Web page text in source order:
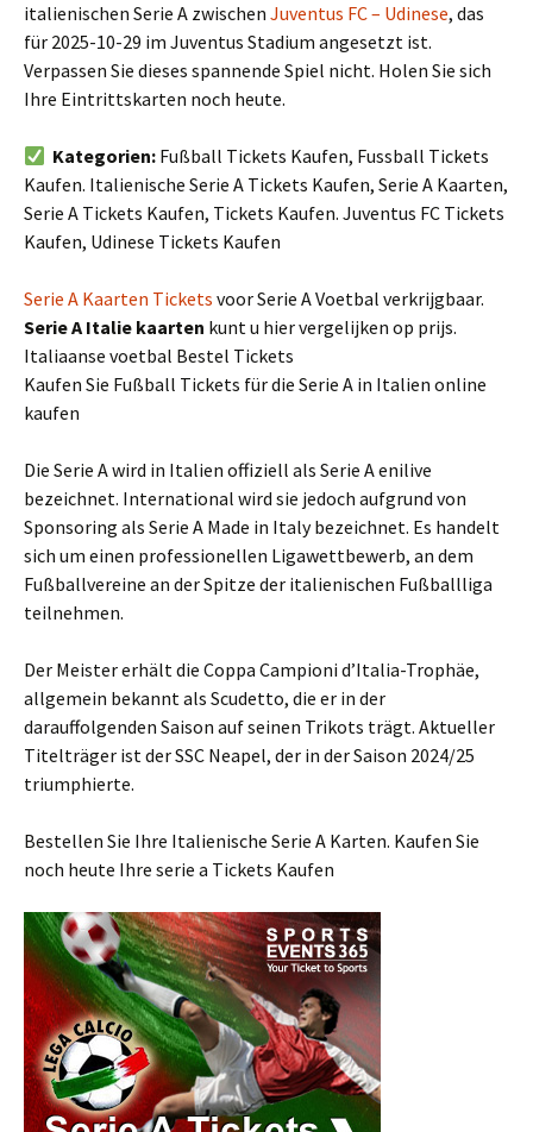
italienischen Serie A zwischen Juventus FC – Udinese, das
für 2025-10-29 im Juventus Stadium angesetzt ist.
Verpassen Sie dieses spannende Spiel nicht. Holen Sie sich
Ihre Eintrittskarten noch heute.
Kategorien: Fußball Tickets Kaufen, Fussball Tickets
Kaufen. Italienische Serie A Tickets Kaufen, Serie A Kaarten,
Serie A Tickets Kaufen, Tickets Kaufen. Juventus FC Tickets
Kaufen, Udinese Tickets Kaufen
Serie A Kaarten Tickets voor Serie A Voetbal verkrijgbaar.
Serie A Italie kaarten kunt u hier vergelijken op prijs.
Italiaanse voetbal Bestel Tickets
Kaufen Sie Fußball Tickets für die Serie A in Italien online
kaufen
Die Serie A wird in Italien offiziell als Serie A enilive
bezeichnet. International wird sie jedoch aufgrund von
Sponsoring als Serie A Made in Italy bezeichnet. Es handelt
sich um einen professionellen Ligawettbewerb, an dem
Fußballvereine an der Spitze der italienischen Fußballliga
teilnehmen.
Der Meister erhält die Coppa Campioni d’Italia-Trophäe,
allgemein bekannt als Scudetto, die er in der
darauffolgenden Saison auf seinen Trikots trägt. Aktueller
Titelträger ist der SSC Neapel, der in der Saison 2024/25
triumphierte.
Bestellen Sie Ihre Italienische Serie A Karten. Kaufen Sie
noch heute Ihre serie a Tickets Kaufen